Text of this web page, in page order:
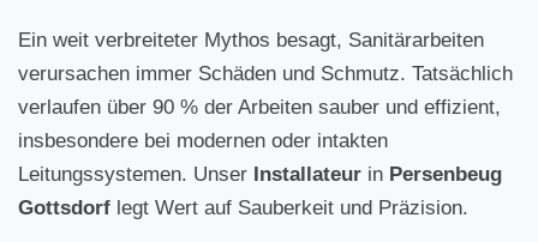
Ein weit verbreiteter Mythos besagt, Sanitärarbeiten
verursachen immer Schäden und Schmutz. Tatsächlich
verlaufen über 90 % der Arbeiten sauber und effizient,
insbesondere bei modernen oder intakten
Leitungssystemen. Unser Installateur in Persenbeug
Gottsdorf legt Wert auf Sauberkeit und Präzision.